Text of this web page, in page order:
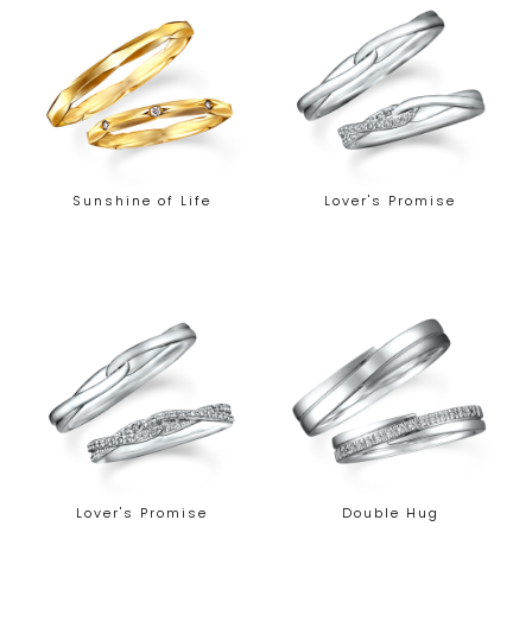
Sunshine of Life Lover's Promise
Lover's Promise Double Hug